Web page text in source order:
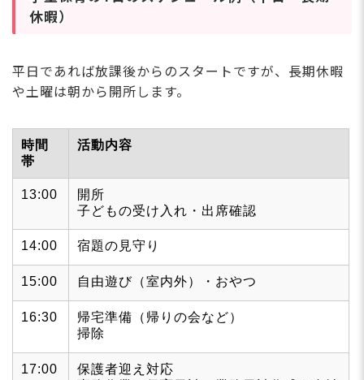
休暇）
平日であれば放課後からのスタートですが、長期休暇
や土曜は朝から開所します。
時間
帯
活動内容
13:00
開所
子どもの受け入れ・出席確認
14:00 宿題の見守り
15:00 自由遊び（室内外）・おやつ
16:30
帰宅準備（帰りの会など）
掃除
17:00
保護者迎え対応